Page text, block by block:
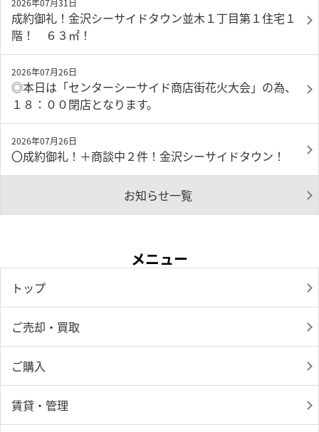
2026年07月31日
成約御礼！金沢シーサイドタウン並木１丁目第１住宅１
階！ ６３㎡！
2026年07月26日
◎本日は「センターシーサイド商店街花火大会」の為、
１８：００閉店となります。
2026年07月26日
〇成約御礼！＋商談中２件！金沢シーサイドタウン！
お知らせ一覧
メニュー
トップ
ご売却・買取
ご購入
賃貸・管理